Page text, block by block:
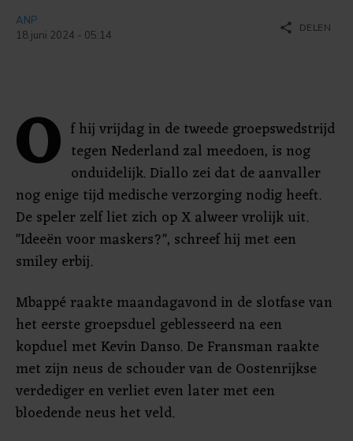
ANP
18 juni 2024 - 05:14
share DELEN
O f hij vrijdag in de tweede groepswedstrijd
tegen Nederland zal meedoen, is nog
onduidelijk. Diallo zei dat de aanvaller
nog enige tijd medische verzorging nodig heeft.
De speler zelf liet zich op X alweer vrolijk uit.
"Ideeën voor maskers?", schreef hij met een
smiley erbij.
Mbappé raakte maandagavond in de slotfase van
het eerste groepsduel geblesseerd na een
kopduel met Kevin Danso. De Fransman raakte
met zijn neus de schouder van de Oostenrijkse
verdediger en verliet even later met een
bloedende neus het veld.